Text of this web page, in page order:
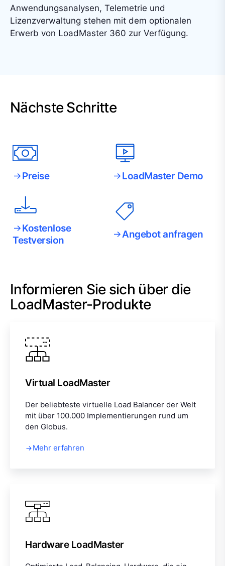
Anwendungsanalysen, Telemetrie und
Lizenzverwaltung stehen mit dem optionalen
Erwerb von LoadMaster 360 zur Verfügung.
Nächste Schritte
Preise LoadMaster Demo
Kostenlose
Testversion
Angebot anfragen
Informieren Sie sich über die
LoadMaster-Produkte
Virtual LoadMaster
Der beliebteste virtuelle Load Balancer der Welt
mit über 100.000 Implementierungen rund um
den Globus.
Mehr erfahren
Hardware LoadMaster